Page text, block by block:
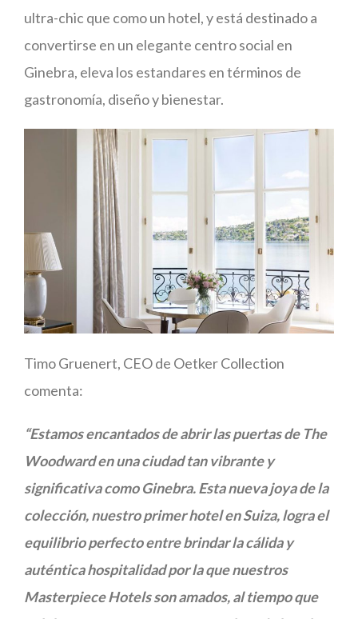
ultra-chic que como un hotel, y está destinado a
convertirse en un elegante centro social en
Ginebra, eleva los estandares en términos de
gastronomía, diseño y bienestar.
Timo Gruenert, CEO de Oetker Collection
comenta:
“Estamos encantados de abrir las puertas de The
Woodward en una ciudad tan vibrante y
significativa como Ginebra. Esta nueva joya de la
colección, nuestro primer hotel en Suiza, logra el
equilibrio perfecto entre brindar la cálida y
auténtica hospitalidad por la que nuestros
Masterpiece Hotels son amados, al tiempo que